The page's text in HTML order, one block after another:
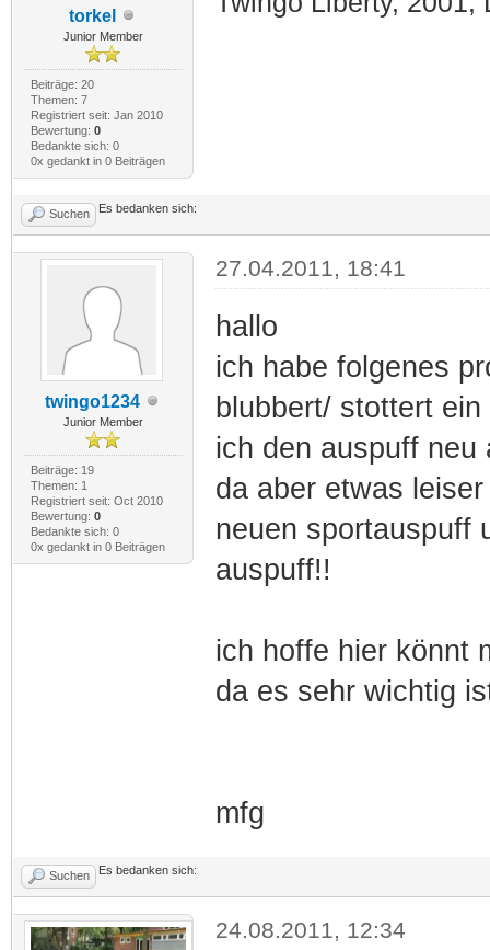
torkel
Junior Member
Beiträge: 20
Themen: 7
Registriert seit: Jan 2010
Bewertung: 0
Bedankte sich: 0
0x gedankt in 0 Beiträgen
Suchen Es bedanken sich:
twingo1234
Junior Member
Beiträge: 19
Themen: 1
Registriert seit: Oct 2010
Bewertung: 0
Bedankte sich: 0
0x gedankt in 0 Beiträgen
27.04.2011, 18:41
hallo
ich habe folgenes
blubbert/ stottert
ich den auspuff neu
da aber etwas
neuen sportauspuff
auspuff!!
ich hoffe hier könnt
da es sehr wichtig
mfg
Suchen Es bedanken sich:
24.08.2011, 12:34